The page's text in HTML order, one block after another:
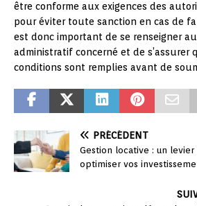
être conforme aux exigences des
pour éviter toute sanction en cas de
est donc important de se renseigner
administratif concerné et de s’assurer
conditions sont remplies avant de
PRÉCÉDENT
Gestion locative : un
optimiser vos